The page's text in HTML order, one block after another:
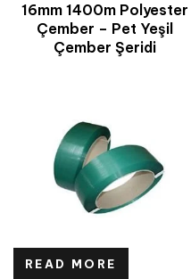
16mm 1400m Polyester
Çember – Pet Yeşil
Çember Şeridi
READ MORE